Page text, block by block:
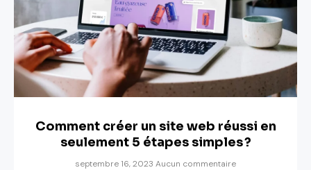
Comment créer un site web réussi en
seulement 5 étapes simples ?
septembre 16, 2023 Aucun commentaire